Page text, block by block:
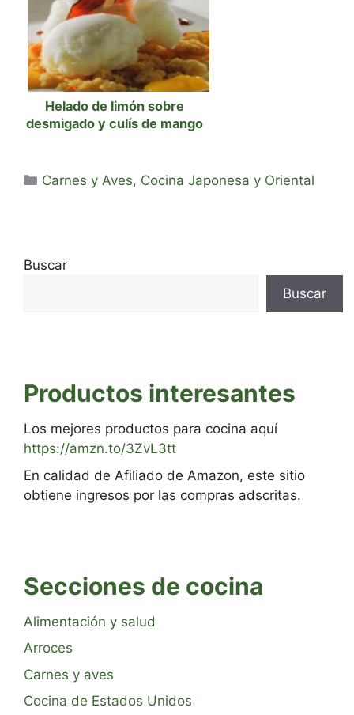
Helado de limón sobre
desmigado y culís de mango
Categorías
Carnes y Aves, Cocina Japonesa y Oriental
Buscar
Buscar
Productos interesantes
Los mejores productos para cocina aquí
https://amzn.to/3ZvL3tt
En calidad de Afiliado de Amazon, este sitio
obtiene ingresos por las compras adscritas.
Secciones de cocina
Alimentación y salud
Arroces
Carnes y aves
Cocina de Estados Unidos